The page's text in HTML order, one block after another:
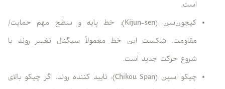
است.
کیجون‌سن (Kijun-sen): خط پایه و سطح مهم حمایت/
مقاومت. شکست این خط معمولاً سیگنال تغییر روند یا
شروع حرکت جدید است.
چیکو اسپن (Chikou Span): تایید کننده روند. اگر چیکو بالای